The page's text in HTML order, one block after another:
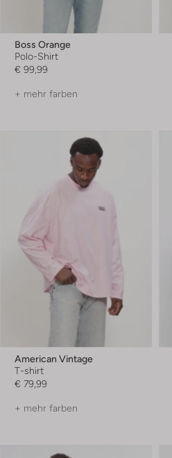
Boss Orange
Polo-Shirt
€ 99,99
+ mehr farben
American Vintage
T-shirt
€ 79,99
+ mehr farben